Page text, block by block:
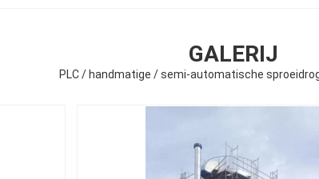
GALERIJ
PLC / handmatige / semi-automatische